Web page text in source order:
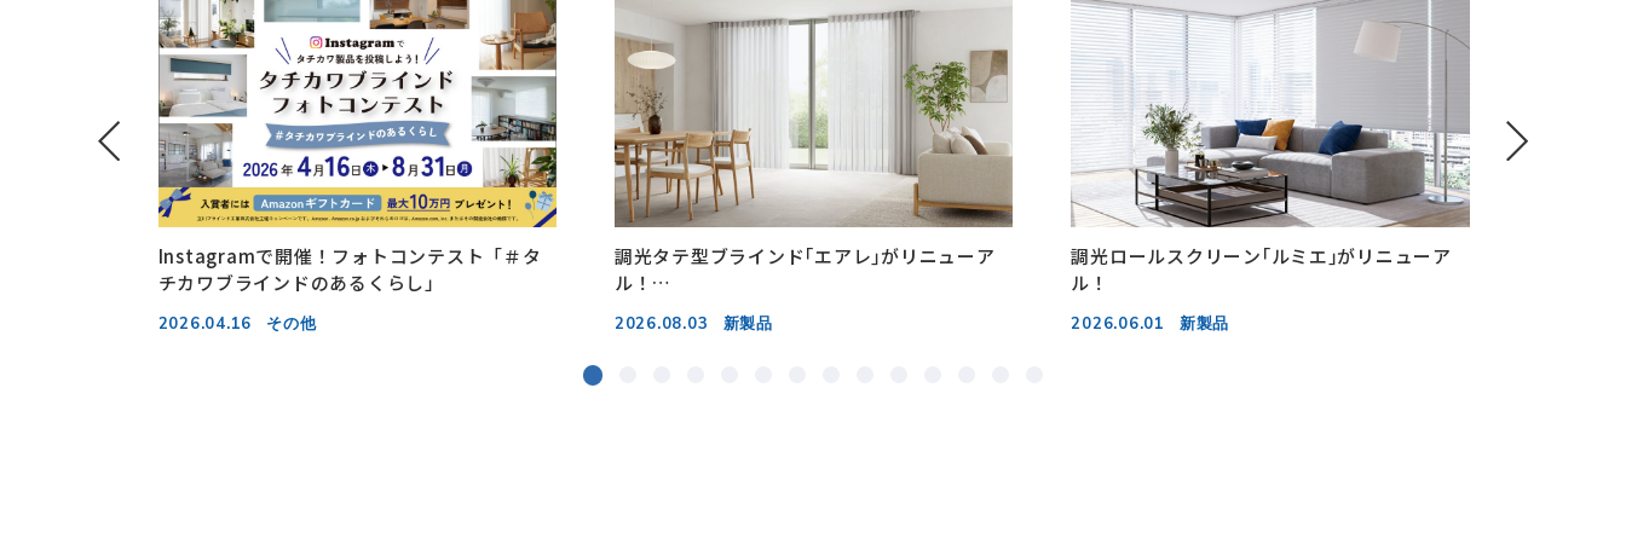
Instagramで開催！フォトコンテスト「＃タ
チカワブラインドのあるくらし」
2026.04.16 その他
調光タテ型ブラインド｢エアレ｣がリニューア
ル！
大開口窓に便利な仕様が拡充。
2026.08.03 新製品
調光ロールスクリーン｢ルミエ｣がリニューア
ル！
2026.06.01 新製品